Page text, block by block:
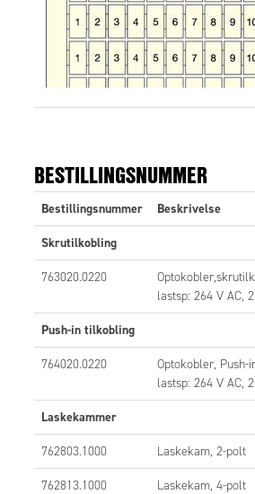
BESTILLINGSNUMMER
Bestillingsnummer Beskrivelse
Skrutilkobling
763020.0220
lastsp: 264 V AC,
Push-in tilkobling
764020.0220
Optokobler, Push-
lastsp: 264 V AC,
Laskekammer
762803.1000 Laskekam, 2-polt
762813.1000 Laskekam, 4-polt